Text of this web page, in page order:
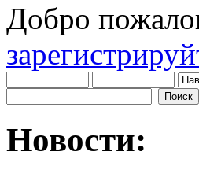
Добро
Новости: